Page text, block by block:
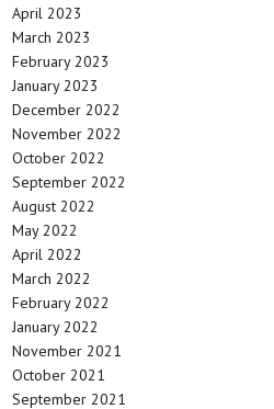
April 2023
March 2023
February 2023
January 2023
December 2022
November 2022
October 2022
September 2022
August 2022
May 2022
April 2022
March 2022
February 2022
January 2022
November 2021
October 2021
September 2021